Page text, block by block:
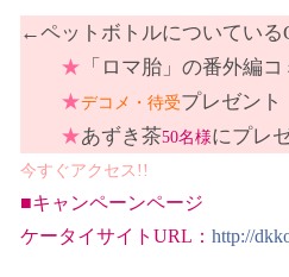
←ペットボトルについている
★ 「ロマ胎」の番外編コ
★デコメ・待受プレゼント
★あずき茶50名様にプレ
今すぐアクセス!!
■キャンペーンページ
ケータイサイトURL： http://